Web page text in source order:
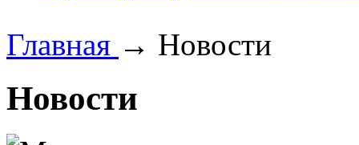
Главная → Новости
Новости